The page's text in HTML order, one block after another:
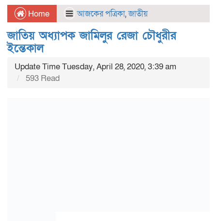
Home আজকের পত্রিকা,জাতীয়
জাতিয় অধ্যাপক জামিলুর রেজা চৌধুরীর
ইন্তেকাল
Update Time Tuesday, April 28, 2020, 3:39 am
593 Read